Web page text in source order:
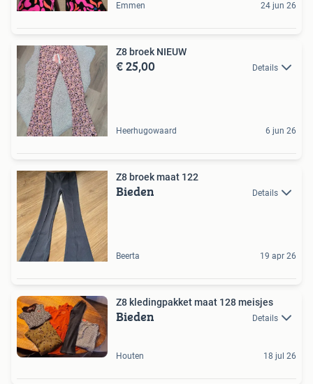
Emmen 24 jun 26
Z8 broek NIEUW
€ 25,00 Details
Heerhugowaard 6 jun 26
Z8 broek maat 122
Bieden Details
Beerta 19 apr 26
Z8 kledingpakket maat 128 meisjes
Bieden Details
Houten 18 jul 26